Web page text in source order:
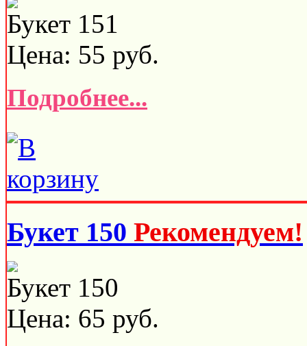
Букет 151
Цена: 55 руб.
Подробнее...
Букет 150 Рекомендуем!
Букет 150
Цена: 65 руб.